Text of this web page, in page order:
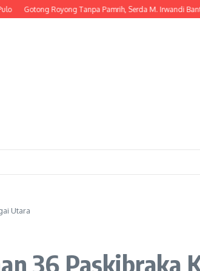
Royong Tanpa Pamrih, Serda M. Irwandi Bantu
Utara
36 Paskibraka